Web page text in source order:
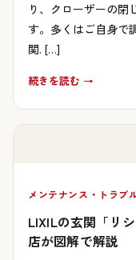
り、クローザーの閉
す。多くはご自身で
関. […]
続きを読む →
メンテナンス・トラブ
LIXILの玄関「リ
店が図解で解説